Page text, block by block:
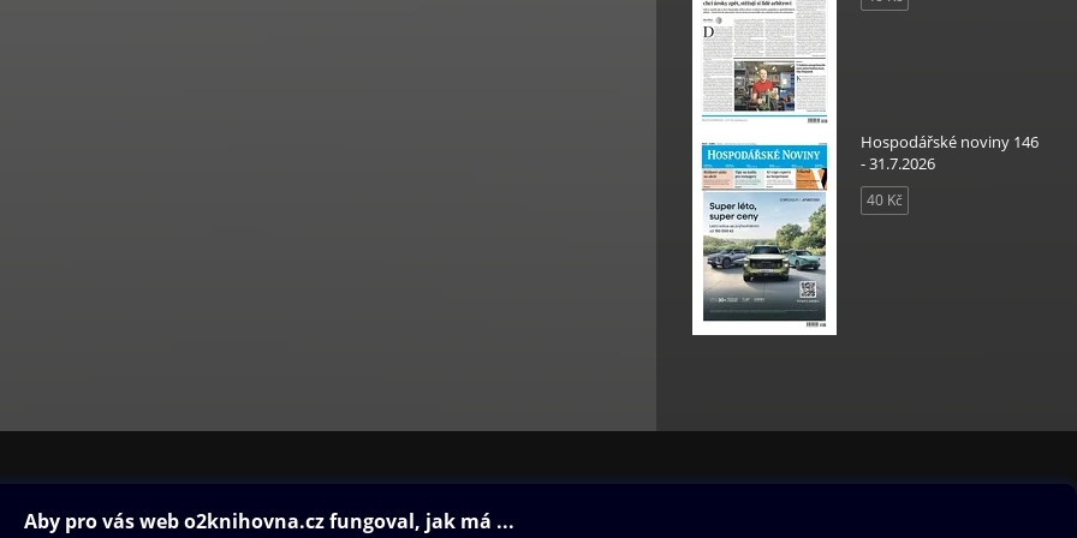
Hospodářské noviny 146
- 31.7.2026
40 Kč